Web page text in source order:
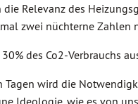
Relevanz des
zwei nüchterne Zahlen
des Co2-Verbrauchs
Tagen wird die
Ideologie, wie es von